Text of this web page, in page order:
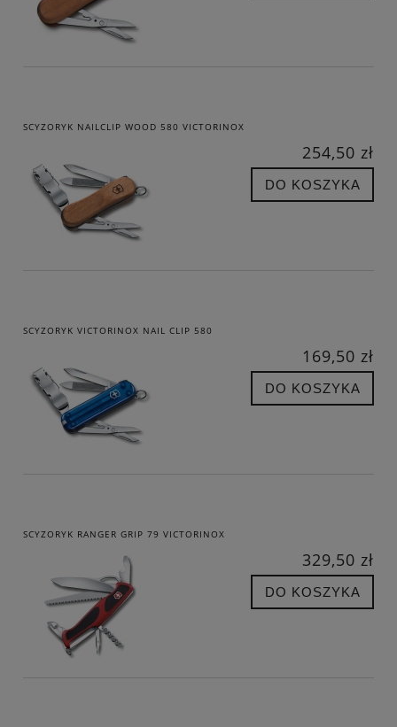
SCYZORYK NAILCLIP WOOD 580 VICTORINOX
254,50 zł
DO KOSZYKA
SCYZORYK VICTORINOX NAIL CLIP 580
169,50 zł
DO KOSZYKA
SCYZORYK RANGER GRIP 79 VICTORINOX
329,50 zł
DO KOSZYKA